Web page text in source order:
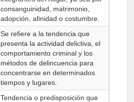
consanguinidad, matrimonio,
adopción, afinidad o costumbre.
Se refiere a la tendencia que
presenta la actividad delictiva, el
comportamiento criminal y los
métodos de delincuencia para
concentrarse en determinados
tiempos y lugares.
Tendencia o predisposición que